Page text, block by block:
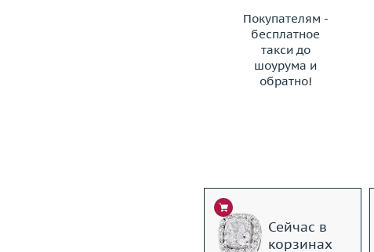
Покупателям -
бесплатное
такси до
шоурума и
обратно!
ЗАКАЗАТЬ ТАКСИ
Сейчас в
корзинах